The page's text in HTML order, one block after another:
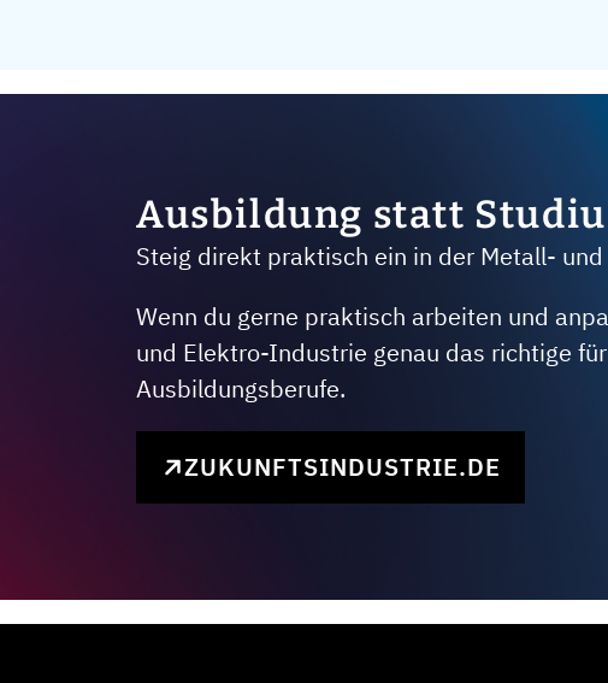
Ausbildung statt
Steig direkt praktisch ein in der Metall-
Wenn du gerne praktisch arbeiten und
und Elektro-Industrie genau das richtige
Ausbildungsberufe.
ZUKUNFTSINDUSTRIE.DE